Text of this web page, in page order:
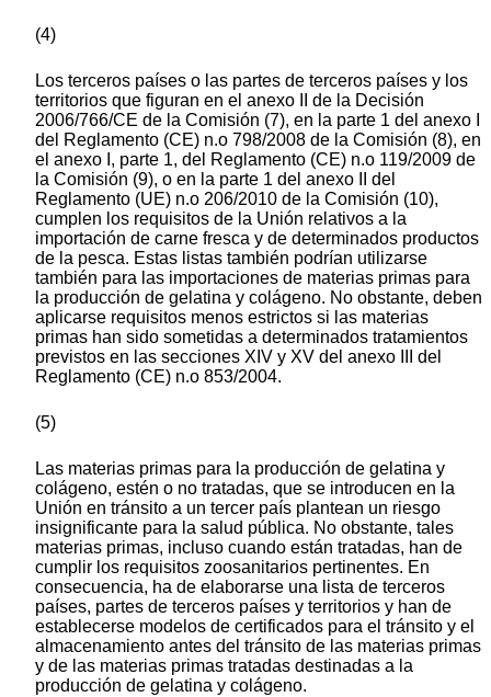
(4)
Los terceros países o las partes de terceros países y los
territorios que figuran en el anexo II de la Decisión
2006/766/CE de la Comisión (7), en la parte 1 del anexo I
del Reglamento (CE) n.o 798/2008 de la Comisión (8), en
el anexo I, parte 1, del Reglamento (CE) n.o 119/2009 de
la Comisión (9), o en la parte 1 del anexo II del
Reglamento (UE) n.o 206/2010 de la Comisión (10),
cumplen los requisitos de la Unión relativos a la
importación de carne fresca y de determinados productos
de la pesca. Estas listas también podrían utilizarse
también para las importaciones de materias primas para
la producción de gelatina y colágeno. No obstante, deben
aplicarse requisitos menos estrictos si las materias
primas han sido sometidas a determinados tratamientos
previstos en las secciones XIV y XV del anexo III del
Reglamento (CE) n.o 853/2004.
(5)
Las materias primas para la producción de gelatina y
colágeno, estén o no tratadas, que se introducen en la
Unión en tránsito a un tercer país plantean un riesgo
insignificante para la salud pública. No obstante, tales
materias primas, incluso cuando están tratadas, han de
cumplir los requisitos zoosanitarios pertinentes. En
consecuencia, ha de elaborarse una lista de terceros
países, partes de terceros países y territorios y han de
establecerse modelos de certificados para el tránsito y el
almacenamiento antes del tránsito de las materias primas
y de las materias primas tratadas destinadas a la
producción de gelatina y colágeno.